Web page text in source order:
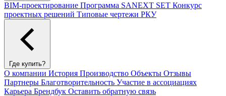
BIM-проектирование Программа SANEXT SET Конкурс
проектных решений Типовые чертежи РКУ
Где купить?
О компании История Производство Объекты Отзывы
Партнеры Благотворительность Участие в ассоциациях
Карьера Брендбук Оставить обратную связь